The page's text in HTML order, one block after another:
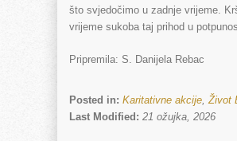
što svjedočimo u zadnje vrijeme.
vrijeme sukoba taj prihod u
Pripremila: S. Danijela Rebac
Posted in: Karitativne akcije,Život
Last Modified: 21 ožujka, 2026